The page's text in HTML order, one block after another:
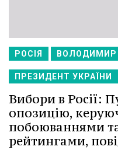
РОСІЯ ВОЛОДИМИР
ПРЕЗИДЕНТ УКРАЇНИ
Вибори в Росії:
опозицію,
побоюваннями
рейтингами,